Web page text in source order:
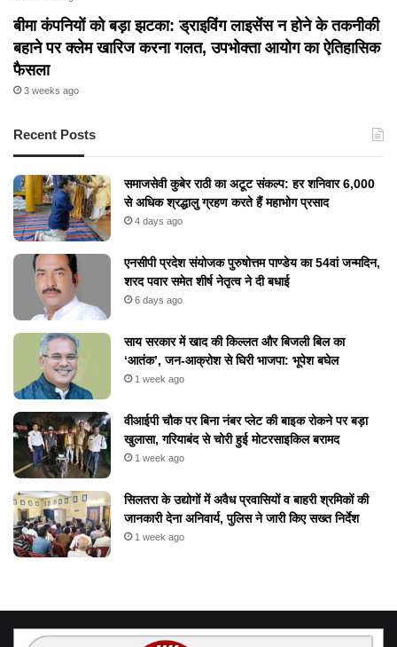
बीमा कंपनियों को बड़ा झटका: ड्राइविंग लाइसेंस न होने के तकनीकी
बहाने पर क्लेम खारिज करना गलत, उपभोक्ता आयोग का ऐतिहासिक
फैसला
3 weeks ago
Recent Posts
समाजसेवी कुबेर राठी का अटूट संकल्प: हर शनिवार 6,000
से अधिक श्रद्धालु ग्रहण करते हैं महाभोग प्रसाद
4 days ago
एनसीपी प्रदेश संयोजक पुरुषोत्तम पाण्डेय का 54वां जन्मदिन,
शरद पवार समेत शीर्ष नेतृत्व ने दी बधाई
6 days ago
​साय सरकार में खाद की किल्लत और बिजली बिल का
‘आतंक’, जन-आक्रोश से घिरी भाजपा: भूपेश बघेल
1 week ago
वीआईपी चौक पर बिना नंबर प्लेट की बाइक रोकने पर बड़ा
खुलासा, गरियाबंद से चोरी हुई मोटरसाइकिल बरामद
1 week ago
सिलतरा के उद्योगों में अवैध प्रवासियों व बाहरी श्रमिकों की
जानकारी देना अनिवार्य, पुलिस ने जारी किए सख्त निर्देश
1 week ago